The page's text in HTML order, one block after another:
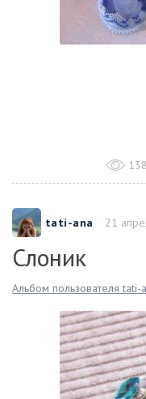
tati-ana 21
Слоник
Альбом пользователя tati-